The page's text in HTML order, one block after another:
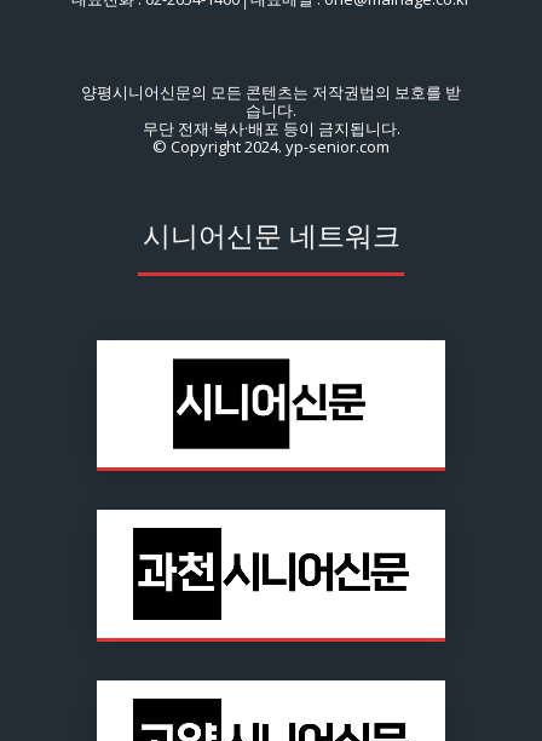
양평시니어신문의 모든 콘텐츠는 저작권법의 보호를 받
습니다.
무단 전재·복사·배포 등이 금지됩니다.
© Copyright 2024. yp-senior.com
시니어신문 네트워크